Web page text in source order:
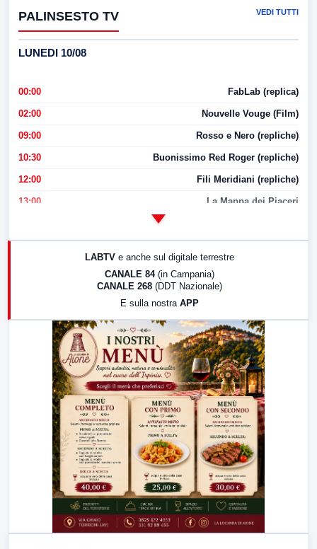
PALINSESTO TV VEDI TUTTI
LUNEDI 10/08
00:00 FabLab (replica)
02:00 Nouvelle Vouge (Film)
09:00 Rosso e Nero (repliche)
10:30 Buonissimo Red Roger (repliche)
12:00 Fili Meridiani (repliche)
13:00 La Mappa dei Piaceri
17:00 LabNews (replica)
LabNews (replica)
LABTV e anche sul digitale terrestre
CANALE 84 (in Campania)
CANALE 268 (DDT Nazionale)
E sulla nostra APP